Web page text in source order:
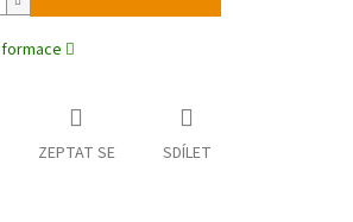
ZEPTAT SE SDÍLET